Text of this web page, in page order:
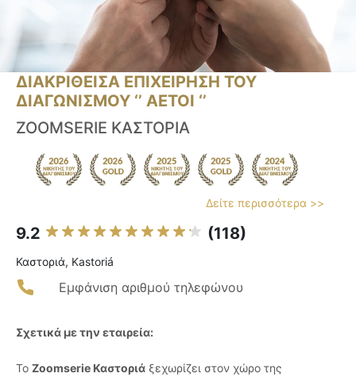
ΔΙΑΚΡΙΘΕΙΣΑ ΕΠΙΧΕΙΡΗΣΗ ΤΟΥ
ΔΙΑΓΩΝΙΣΜΟΥ ‘’ ΑΕΤΟΙ ‘’
ZOOMSERIE ΚΑΣΤΟΡΙΑ
Δείτε περισσότερα >>
9.2 (118)
Καστοριά, Kastoriá
Εμφάνιση αριθμού τηλεφώνου
Σχετικά με την εταιρεία:
Το Zoomserie Καστοριά ξεχωρίζει στον χώρο της